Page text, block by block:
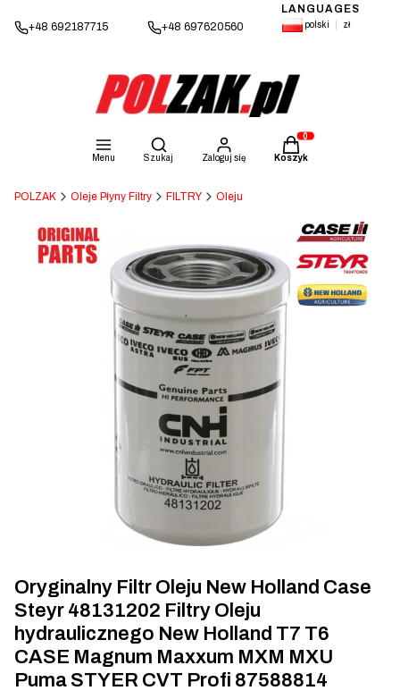
+48 692187715 +48 697620560
LANGUAGES
polski zł
Menu
Otwórz wyszukiwarkę
Szukaj Zaloguj się
Produkty w koszyku:
Koszyk
POLZAK Oleje Płyny Filtry FILTRY Oleju
Oryginalny Filtr Oleju New Holland Case
Steyr 48131202 Filtry Oleju
hydraulicznego New Holland T7 T6
CASE Magnum Maxxum MXM MXU
Puma STYER CVT Profi 87588814